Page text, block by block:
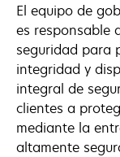
El equipo de
es responsable
seguridad para
integridad y
integral de
clientes a
mediante la
altamente